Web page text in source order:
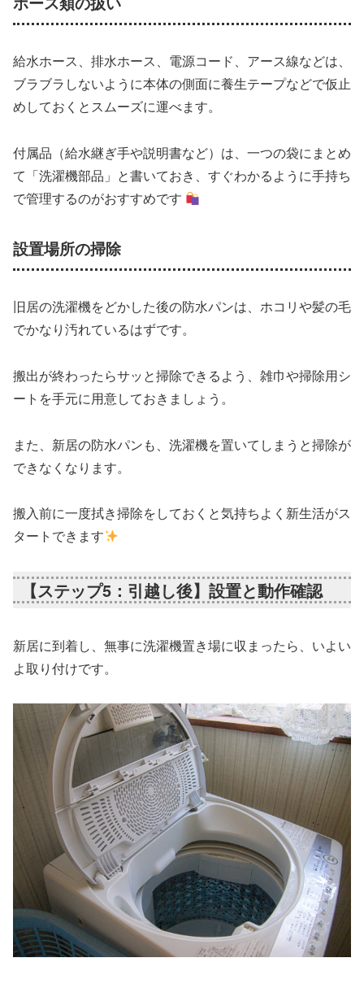
給水ホース、排水ホース、電源コード、アース線などは、
ブラブラしないように本体の側面に養生テープなどで仮止
めしておくとスムーズに運べます。
付属品（給水継ぎ手や説明書など）は、一つの袋にまとめ
て「洗濯機部品」と書いておき、すぐわかるように手持ち
で管理するのがおすすめです
設置場所の掃除
旧居の洗濯機をどかした後の防水パンは、ホコリや髪の毛
でかなり汚れているはずです。
搬出が終わったらサッと掃除できるよう、雑巾や掃除用シ
ートを手元に用意しておきましょう。
また、新居の防水パンも、洗濯機を置いてしまうと掃除が
できなくなります。
搬入前に一度拭き掃除をしておくと気持ちよく新生活がス
タートできます
【ステップ5：引越し後】設置と動作確認
新居に到着し、無事に洗濯機置き場に収まったら、いよい
よ取り付けです。